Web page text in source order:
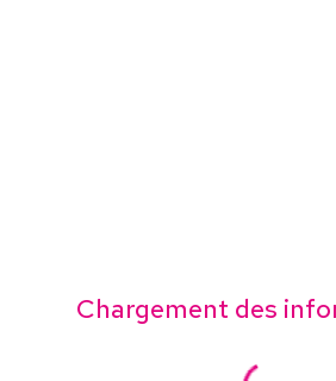
Chargement des